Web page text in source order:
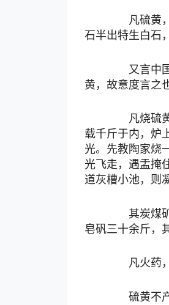
凡硫黄，
石半出特生白石
又言中国
黄，故意度言之
凡烧硫黄
载千斤于内，炉
光。先教陶家烧
光飞走，遇盂掩
道灰槽小池，则
其炭煤矿
皂矾三十余斤，
凡火药，
硫黄不产